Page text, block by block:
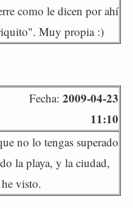
como le dicen por ahí
Muy propia :)
Fecha: 2009-04-23
11:10
no lo tengas superado
la playa, y la ciudad,
visto.